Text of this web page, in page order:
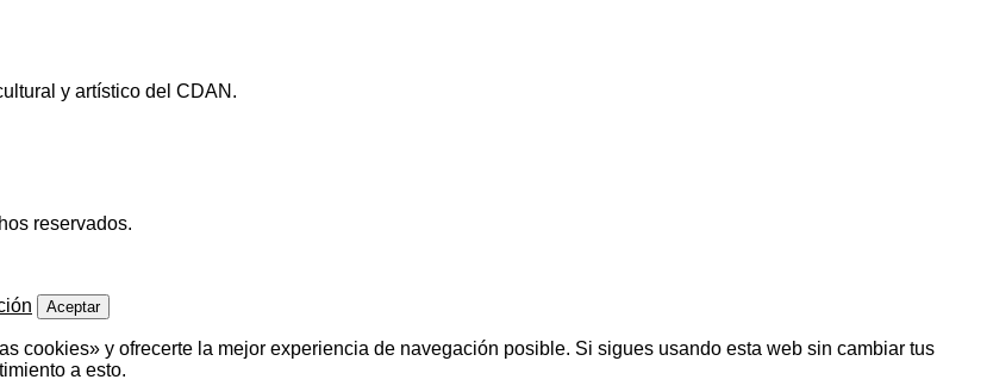
y artístico del CDAN.
reservados.
Aceptar
cookies» y ofrecerte la mejor experiencia de navegación posible. Si sigues usando esta web sin cambiar tus
a esto.